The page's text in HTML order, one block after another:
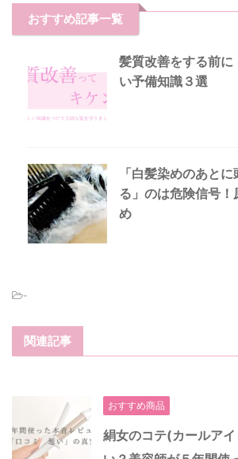
おすすめ記事一覧
髪質改善をする前に
い予備知識３選
「白髪染めのあと
る」のは危険信号！
め
-
関連記事
おすすめ商品
絹女のコテ(カールア